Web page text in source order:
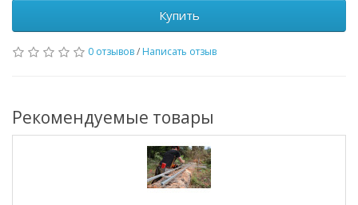
Купить
0 отзывов/ Написать отзыв
Рекомендуемые товары